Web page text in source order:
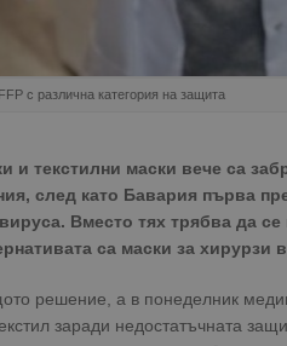
с различна категория на защита
и текстилни маски вече са
след като Бавария първа
Вместо тях трябва да
са маски за хирурзи
решение, а в понеделник
заради недостатъчната